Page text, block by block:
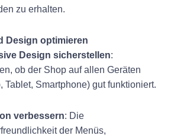
zu erhalten.
Design optimieren
Design sicherstellen:
ob der Shop auf allen Geräten
Tablet, Smartphone) gut funktioniert.
verbessern: Die
der Menüs,